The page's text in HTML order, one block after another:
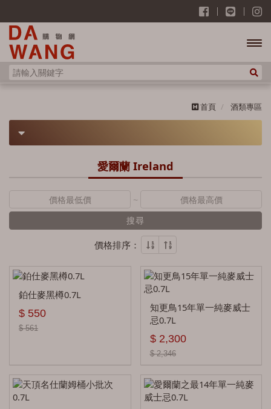
主選
單
首頁 酒類專區
蘇格蘭 Scotland
歐肯特軒 Auchentoshan
艾沙貝 Ailsa Bay
安努克 Ancnoc
愛爾蘭 Ireland
~
搜尋
價格排序：
鉑仕麥黑樽0.7L
$ 550
$ 561
知更鳥15年單一純麥威士
忌0.7L
$ 2,300
$ 2,346